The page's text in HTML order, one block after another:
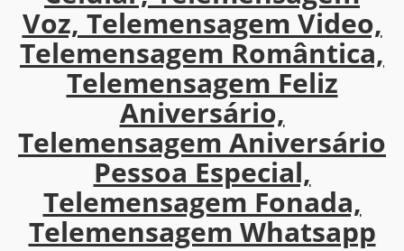
Voz, Telemensagem Video,
Telemensagem Romântica,
Telemensagem Feliz
Aniversário,
Telemensagem Aniversário
Pessoa Especial,
Telemensagem Fonada,
Telemensagem Whatsapp